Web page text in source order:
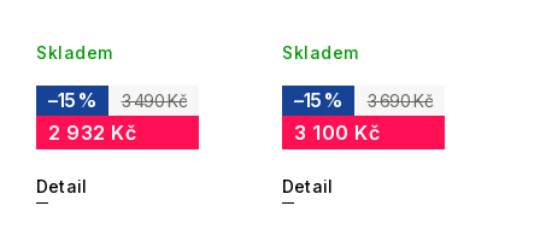
Skladem
3 490 Kč
–15 %
2 932 Kč
Detail
Skladem
3 690 Kč
–15 %
3 100 Kč
Detail